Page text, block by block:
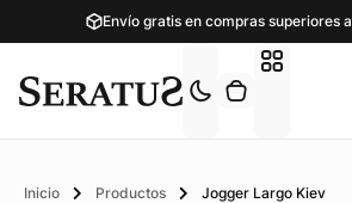
Envío gratis en compras superiores a
Inicio Productos Jogger Largo Kiev